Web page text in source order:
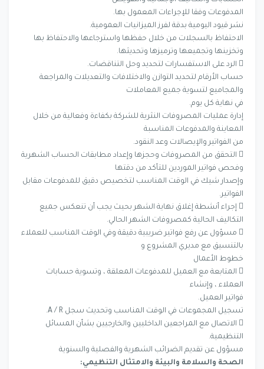
المدفوعات وفقا للإجراءات المعمول بها.
نشر قيود اليومية بدقة لفرز الميزانيات العمومية.
الاحتفاظ بالسجلات من خلال حفظها واسترجاعها والاحتفاظ بها
وتخزينها وتجميعها وترميزها وتحديثها.
 الرد على الاستفسارات لتحديد وحل التناقضات.
حساب الأرقام لتحديد التوازن والاختلافات والتعديلات والمراجعة
والمجاميع لتسوية جميع المعاملات
في نهاية كل يوم.
إدارة عمليات المصروفات النثرية للشركة بكفاءة وفعالية من خلال
المعاينة والمدفوعات المناسبة
من الفواتير والإيصالات وعد النقود.
 التحقق من المصروفات وحجزها وإعداد مطابقات الحساب الشهرية
وفحص فواتير الموردين للتأكد من دقتها
وإصدار شيك في الوقت المناسب لتخصيص دقيق للمدفوعات مقابل
الفواتير.
 إجراء أنشطة إغلاق نهاية الشهر بحيث يجب أن تنعكس جميع
التكاليف الحالية كمصروفات الشهر الحالي.
 مسؤول عن رفع فواتير ضريبية دقيقة وفي الوقت المناسب للعملاء
بالتنسيق مع مديري المشروع و
خطوط الأعمال
 المتابعة مع العميل للمدفوعات المعلقة ، وتسوية حسابات
العملاء ، وإنشاء
فواتير العميل.
تسجيل المجموعات في الوقت المناسب وتحديث سجل A / R.
 الاتصال مع المراجعين الداخليين والخارجيين بشأن المسائل
التنظيمية.
مسؤول عن تقديم الضرائب الشهرية والفصلية والسنوية
الصحة والسلامة والبيئة والامتثال التنظيمي: